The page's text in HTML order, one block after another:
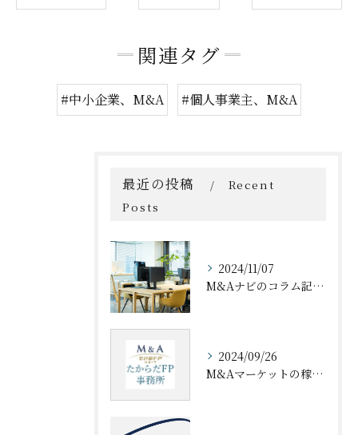
関連タグ
#中小企業、M&A #個人事業主、M&A
最近の投稿
Recent
Posts
2024/11/07
M&Aナビのコラム記事にてM&A・事業承継専門家として取り上げられました
2024/09/26
M&Aマーケットの稼ぎ方セミナー動画公開